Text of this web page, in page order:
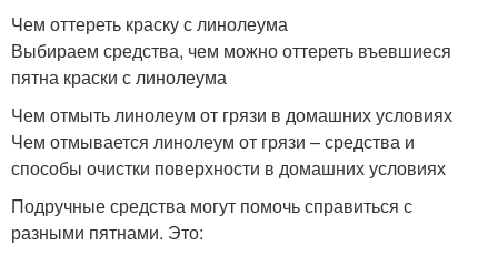
Чем оттереть краску с линолеума
Выбираем средства, чем можно оттереть въевшиеся
пятна краски с линолеума
Чем отмыть линолеум от грязи в домашних условиях
Чем отмывается линолеум от грязи – средства и
способы очистки поверхности в домашних условиях
Подручные средства могут помочь справиться с
разными пятнами. Это: